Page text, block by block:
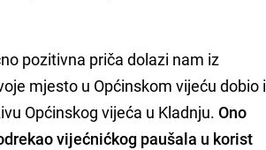
pozitivna priča dolazi nam iz
mjesto u Općinskom vijeću dobio i
Općinskog vijeća u Kladnju.Ono
vijećnićkog paušala u korist